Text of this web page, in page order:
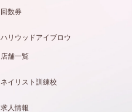
回数券
ハリウッドアイブロウ
店舗一覧
ネイリスト訓練校
求人情報